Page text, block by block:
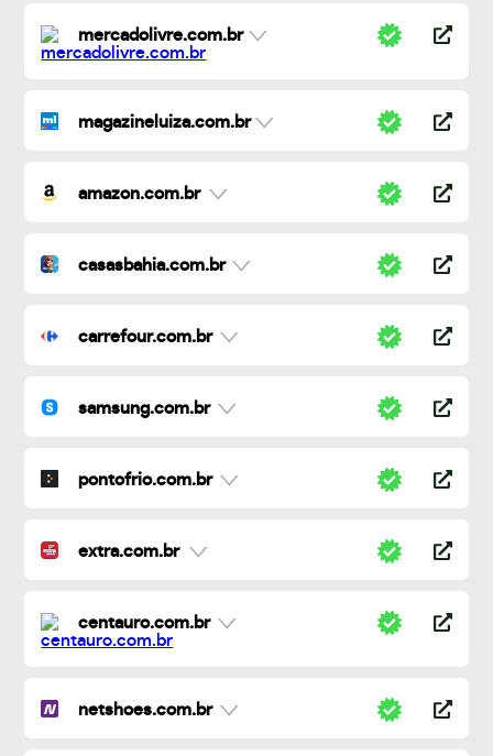
mercadolivre.com.br
magazineluiza.com.br
amazon.com.br
casasbahia.com.br
carrefour.com.br
samsung.com.br
pontofrio.com.br
extra.com.br
centauro.com.br
netshoes.com.br